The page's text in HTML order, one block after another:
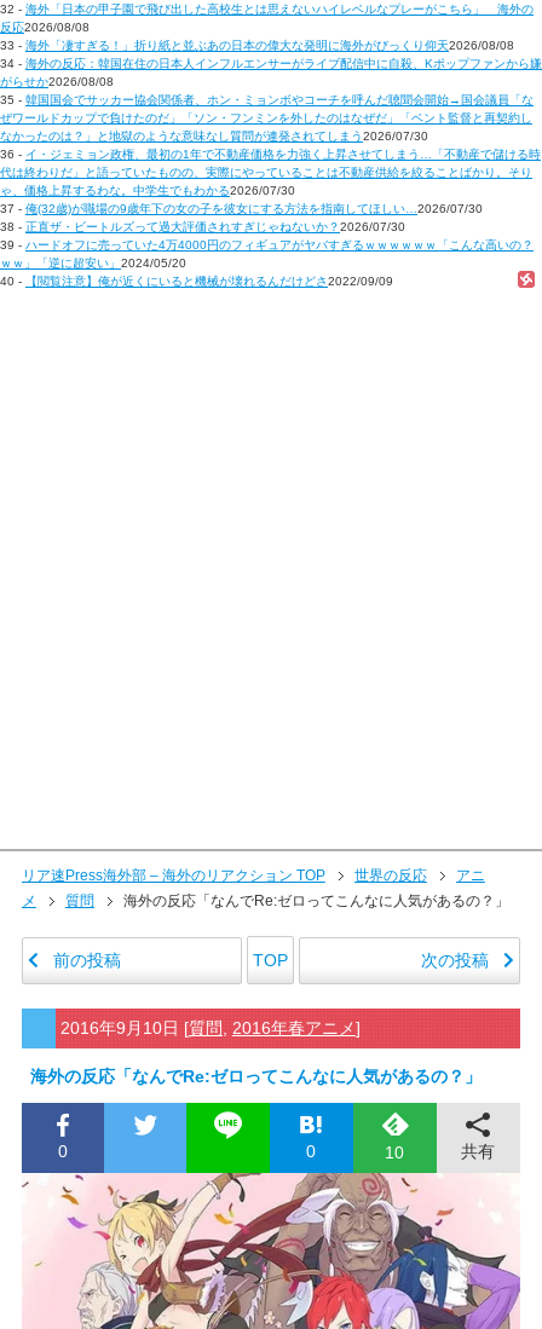
32 - 海外「日本の甲子園で飛び出した高校生とは思えないハイレベルなプレーがこちら」 海外の
反応2026/08/08
33 - 海外「凄すぎる！」折り紙と並ぶあの日本の偉大な発明に海外がびっくり仰天2026/08/08
34 - 海外の反応：韓国在住の日本人インフルエンサーがライブ配信中に自殺、Kポップファンから嫌
がらせか2026/08/08
35 - 韓国国会でサッカー協会関係者、ホン・ミョンボやコーチを呼んだ聴聞会開始→国会議員「な
ぜワールドカップで負けたのだ」「ソン・フンミンを外したのはなぜだ」「ベント監督と再契約し
なかったのは？」と地獄のような意味なし質問が連発されてしまう2026/07/30
36 - イ・ジェミョン政権、最初の1年で不動産価格を力強く上昇させてしまう…「不動産で儲ける時
代は終わりだ」と語っていたものの、実際にやっていることは不動産供給を絞ることばかり。そり
ゃ、価格上昇するわな。中学生でもわかる2026/07/30
37 - 俺(32歳)が職場の9歳年下の女の子を彼女にする方法を指南してほしい…2026/07/30
38 - 正直ザ・ビートルズって過大評価されすぎじゃねないか？2026/07/30
39 - ハードオフに売っていた4万4000円のフィギュアがヤバすぎるｗｗｗｗｗｗ「こんな高いの？
ｗｗ」「逆に超安い」 2024/05/20
40 -
【閲覧注意】俺が近くにいると機械が壊れるんだけどさ2022/09/09
リア速Press海外部 – 海外のリアクション TOP 世界の反応
アニ
メ
質問 海外の反応「なんでRe:ゼロってこんなに人気があるの？」
前の投稿 TOP 次の投稿
2016年9月10日 [質問, 2016年春アニメ]
海外の反応「なんでRe:ゼロってこんなに人気があるの？」
0 0 10 共有